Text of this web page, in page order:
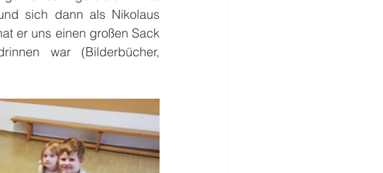
sich dann als Nikolaus
er uns einen großen Sack
war (Bilderbücher,